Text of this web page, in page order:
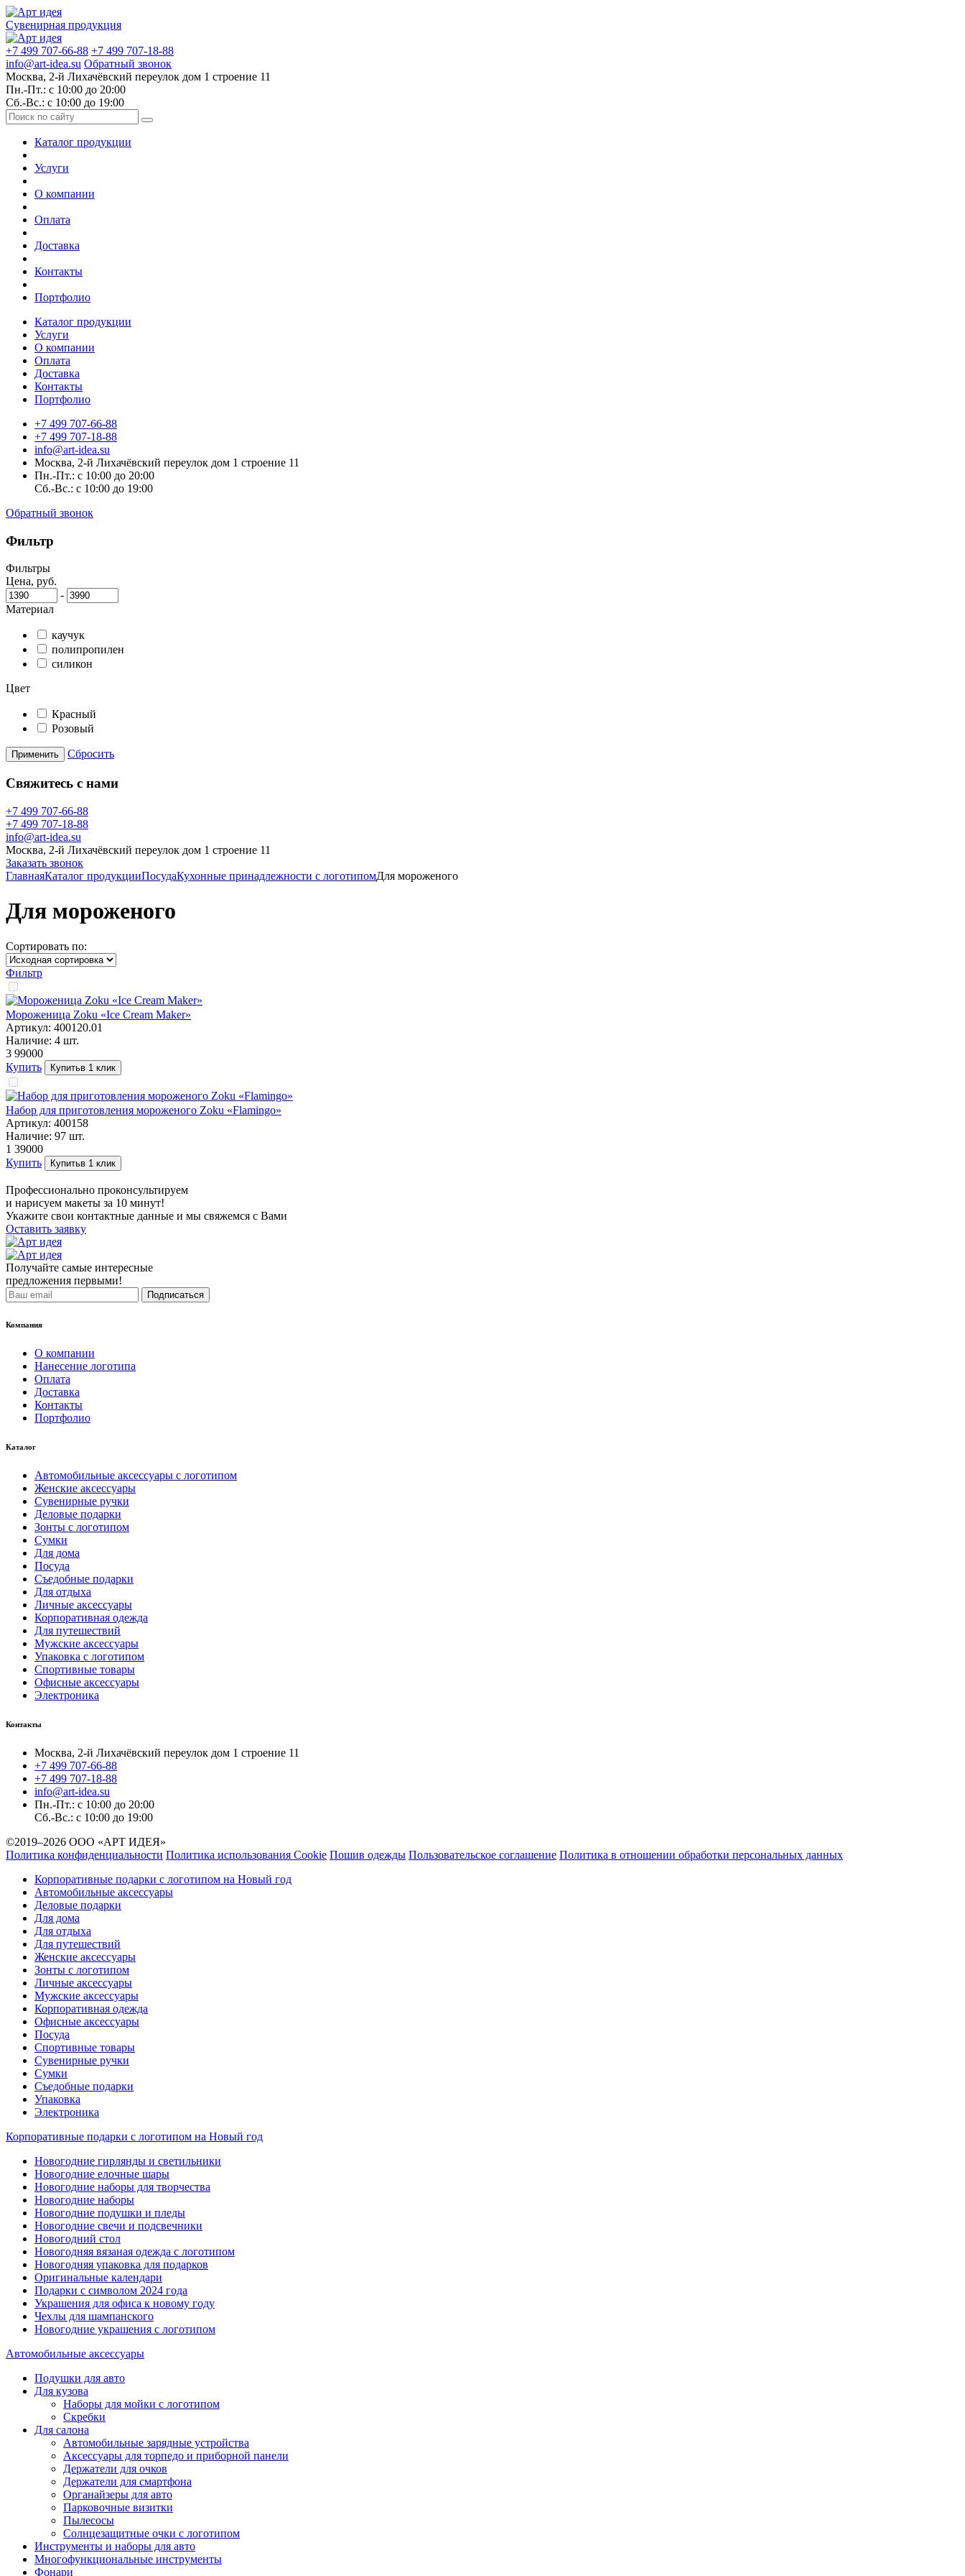
Сувенирная продукция
+7 499 707-66-88 +7 499 707-18-88
info@art-idea.su Обратный звонок
Москва, 2-й Лихачёвский переулок дом 1 строение 11
Пн.-Пт.: с 10:00 до 20:00
Сб.-Вс.: с 10:00 до 19:00
Каталог продукции
Услуги
О компании
Оплата
Доставка
Контакты
Портфолио
Каталог продукции
Услуги
О компании
Оплата
Доставка
Контакты
Портфолио
+7 499 707-66-88
+7 499 707-18-88
info@art-idea.su
Москва, 2-й Лихачёвский переулок дом 1 строение 11
Пн.-Пт.: с 10:00 до 20:00
Сб.-Вс.: с 10:00 до 19:00
Обратный звонок
Фильтр
Фильтры
Цена, руб.
-
Материал
каучук
полипропилен
силикон
Цвет
Красный
Розовый
Применить Сбросить
Свяжитесь с нами
+7 499 707-66-88
+7 499 707-18-88
info@art-idea.su
Москва, 2-й Лихачёвский переулок дом 1 строение 11
Заказать звонок
ГлавнаяКаталог продукцииПосудаКухонные принадлежности с логотипомДля мороженого
Для мороженого
Сортировать по:
Фильтр
Мороженица Zoku «Ice Cream Maker»
Артикул: 400120.01
Наличие: 4 шт.
3 99000
Купить
Купитьв 1 клик
Набор для приготовления мороженого Zoku «Flamingo»
Артикул: 400158
Наличие: 97 шт.
1 39000
Купить
Купитьв 1 клик
Профессионально проконсультируем
и нарисуем макеты за 10 минут!
Укажите свои контактные данные и мы свяжемся с Вами
Оставить заявку
Получайте самые интересные
предложения первыми!
Подписаться
Компания
О компании
Нанесение логотипа
Оплата
Доставка
Контакты
Портфолио
Каталог
Автомобильные аксессуары с логотипом
Женские аксессуары
Сувенирные ручки
Деловые подарки
Зонты с логотипом
Сумки
Для дома
Посуда
Съедобные подарки
Для отдыха
Личные аксессуары
Корпоративная одежда
Для путешествий
Мужские аксессуары
Упаковка с логотипом
Спортивные товары
Офисные аксессуары
Электроника
Контакты
Москва, 2-й Лихачёвский переулок дом 1 строение 11
+7 499 707-66-88
+7 499 707-18-88
info@art-idea.su
Пн.-Пт.: с 10:00 до 20:00
Сб.-Вс.: с 10:00 до 19:00
©2019–2026 ООО «АРТ ИДЕЯ»
Политика конфиденциальности Политика использования Cookie Пошив одежды Пользовательское соглашение Политика в отношении обработки персональных данных
Корпоративные подарки с логотипом на Новый год
Автомобильные аксессуары
Деловые подарки
Для дома
Для отдыха
Для путешествий
Женские аксессуары
Зонты с логотипом
Личные аксессуары
Мужские аксессуары
Корпоративная одежда
Офисные аксессуары
Посуда
Спортивные товары
Сувенирные ручки
Сумки
Съедобные подарки
Упаковка
Электроника
Корпоративные подарки с логотипом на Новый год
Новогодние гирлянды и светильники
Новогодние елочные шары
Новогодние наборы для творчества
Новогодние наборы
Новогодние подушки и пледы
Новогодние свечи и подсвечники
Новогодний стол
Новогодняя вязаная одежда с логотипом
Новогодняя упаковка для подарков
Оригинальные календари
Подарки с символом 2024 года
Украшения для офиса к новому году
Чехлы для шампанского
Новогодние украшения с логотипом
Автомобильные аксессуары
Подушки для авто
Для кузова
Наборы для мойки с логотипом
Скребки
Для салона
Автомобильные зарядные устройства
Аксессуары для торпедо и приборной панели
Держатели для очков
Держатели для смартфона
Органайзеры для авто
Парковочные визитки
Пылесосы
Солнцезащитные очки с логотипом
Инструменты и наборы для авто
Многофункциональные инструменты
Фонари